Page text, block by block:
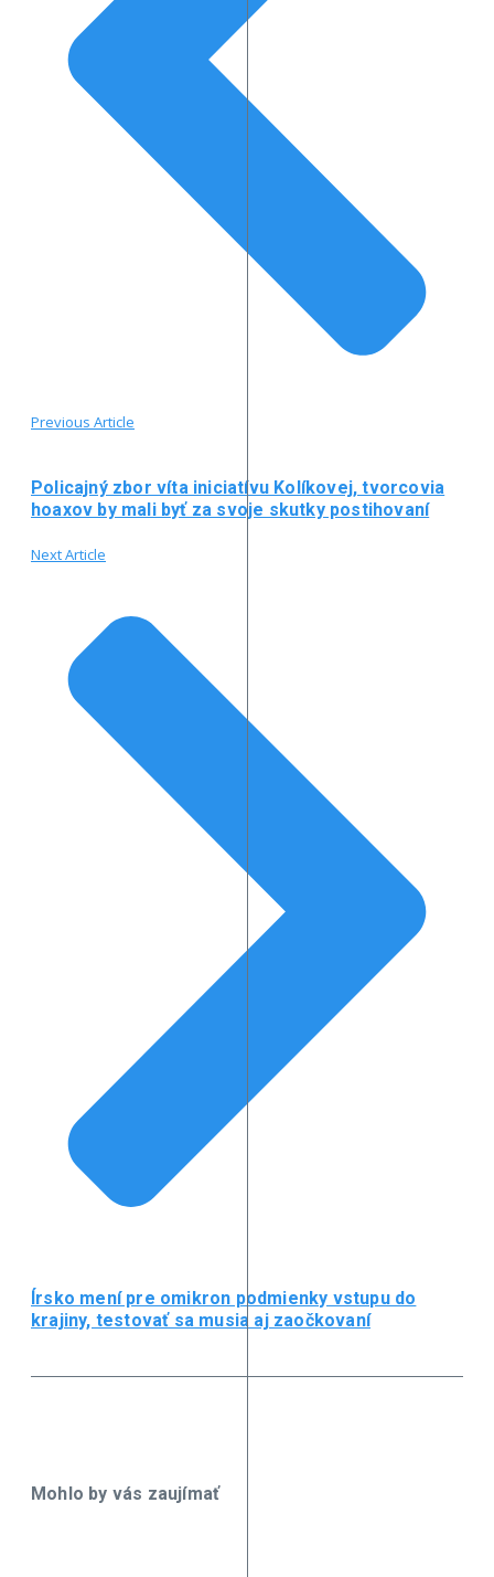
Previous Article
Policajný zbor víta iniciatívu Kolíkovej, tvorcovia
hoaxov by mali byť za svoje skutky postihovaní
Next Article
Írsko mení pre omikron podmienky vstupu do
krajiny, testovať sa musia aj zaočkovaní
Mohlo by vás zaujímať